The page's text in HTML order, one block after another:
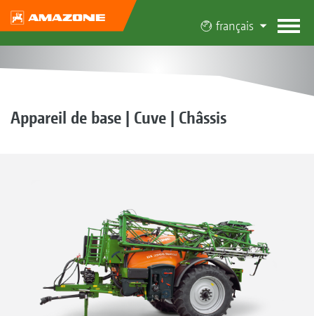
français
Appareil de base | Cuve | Châssis